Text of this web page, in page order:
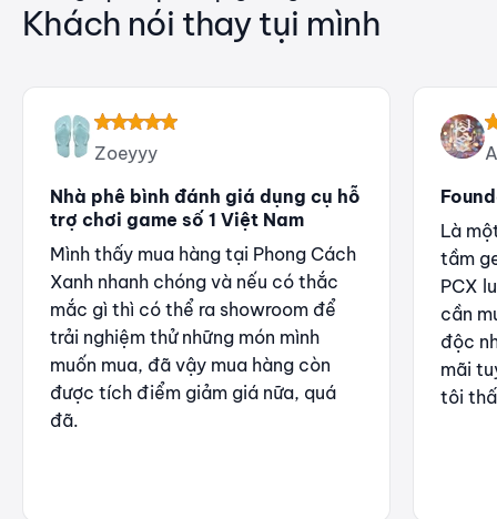
Khách nói thay tụi mình
Zoeyyy
Nhà phê bình đánh giá dụng cụ hỗ
trợ chơi game số 1 Việt Nam
Mình thấy mua hàng tại Phong Cách
Xanh nhanh chóng và nếu có thắc
mắc gì thì có thể ra showroom để
trải nghiệm thử những món mình
muốn mua, đã vậy mua hàng còn
được tích điểm giảm giá nữa, quá
đã.
Là
tầm
PCX
cần
độc
mãi
tôi